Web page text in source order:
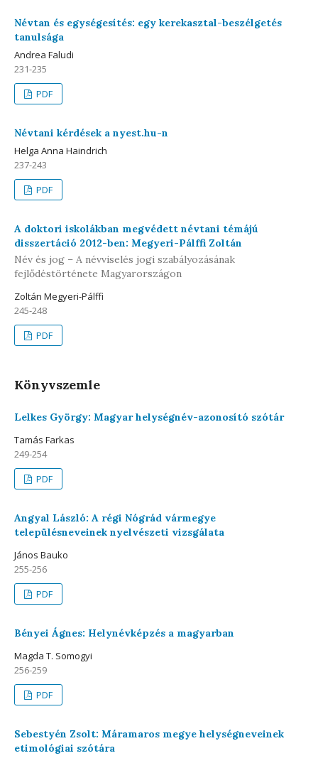
Névtan és egységesítés: egy kerekasztal-beszélgetés
tanulsága
Andrea Faludi
231-235
PDF
Névtani kérdések a nyest.hu-n
Helga Anna Haindrich
237-243
PDF
A doktori iskolákban megvédett névtani témájú
disszertáció 2012-ben: Megyeri-Pálffi Zoltán
Név és jog – A névviselés jogi szabályozásának
fejlődéstörténete Magyarországon
Zoltán Megyeri-Pálffi
245-248
PDF
Könyvszemle
Lelkes György: Magyar helységnév-azonosító szótár
Tamás Farkas
249-254
PDF
Angyal László: A régi Nógrád vármegye
településneveinek nyelvészeti vizsgálata
János Bauko
255-256
PDF
Bényei Ágnes: Helynévképzés a magyarban
Magda T. Somogyi
256-259
PDF
Sebestyén Zsolt: Máramaros megye helységneveinek
etimológiai szótára